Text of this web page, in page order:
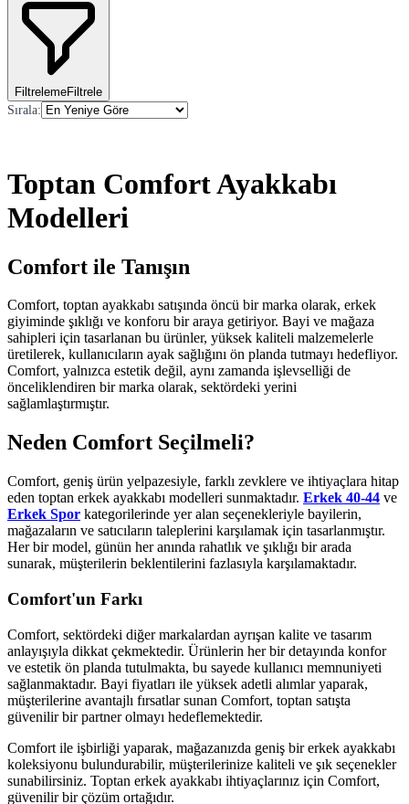
FiltrelemeFiltrele
Sırala:
Toptan Comfort Ayakkabı
Modelleri
Comfort ile Tanışın
Comfort, toptan ayakkabı satışında öncü bir marka olarak, erkek
giyiminde şıklığı ve konforu bir araya getiriyor. Bayi ve mağaza
sahipleri için tasarlanan bu ürünler, yüksek kaliteli malzemelerle
üretilerek, kullanıcıların ayak sağlığını ön planda tutmayı hedefliyor.
Comfort, yalnızca estetik değil, aynı zamanda işlevselliği de
önceliklendiren bir marka olarak, sektördeki yerini
sağlamlaştırmıştır.
Neden Comfort Seçilmeli?
Comfort, geniş ürün yelpazesiyle, farklı zevklere ve ihtiyaçlara hitap
eden toptan erkek ayakkabı modelleri sunmaktadır. Erkek 40-44 ve
Erkek Spor kategorilerinde yer alan seçenekleriyle bayilerin,
mağazaların ve satıcıların taleplerini karşılamak için tasarlanmıştır.
Her bir model, günün her anında rahatlık ve şıklığı bir arada
sunarak, müşterilerin beklentilerini fazlasıyla karşılamaktadır.
Comfort'un Farkı
Comfort, sektördeki diğer markalardan ayrışan kalite ve tasarım
anlayışıyla dikkat çekmektedir. Ürünlerin her bir detayında konfor
ve estetik ön planda tutulmakta, bu sayede kullanıcı memnuniyeti
sağlanmaktadır. Bayi fiyatları ile yüksek adetli alımlar yaparak,
müşterilerine avantajlı fırsatlar sunan Comfort, toptan satışta
güvenilir bir partner olmayı hedeflemektedir.
Comfort ile işbirliği yaparak, mağazanızda geniş bir erkek ayakkabı
koleksiyonu bulundurabilir, müşterilerinize kaliteli ve şık seçenekler
sunabilirsiniz. Toptan erkek ayakkabı ihtiyaçlarınız için Comfort,
güvenilir bir çözüm ortağıdır.